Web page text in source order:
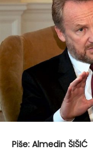
Piše: Almedin ŠIŠIĆ